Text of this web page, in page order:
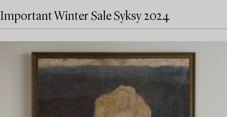
Important Winter Sale Syksy 2024